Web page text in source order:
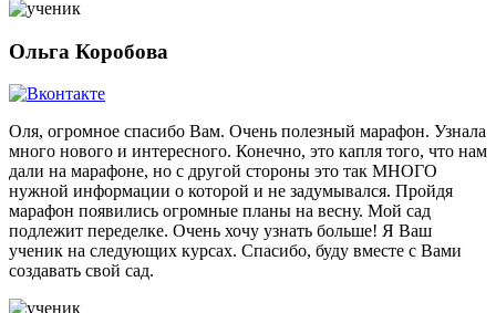
Ольга Коробова
Оля, огромное спасибо Вам. Очень полезный марафон. Узнала
много нового и интересного. Конечно, это капля того, что нам
дали на марафоне, но с другой стороны это так МНОГО
нужной информации о которой и не задумывался. Пройдя
марафон появились огромные планы на весну. Мой сад
подлежит переделке. Очень хочу узнать больше! Я Ваш
ученик на следующих курсах. Спасибо, буду вместе с Вами
создавать свой сад.